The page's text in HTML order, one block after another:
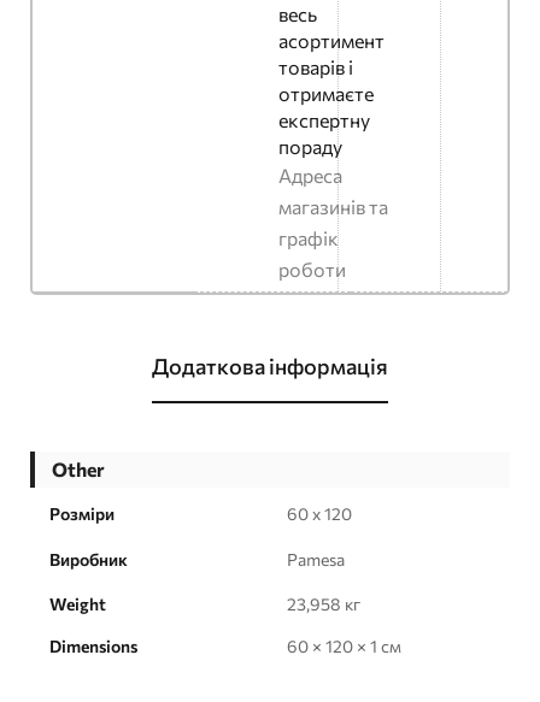
весь
асортимент
товарів і
отримаєте
експертну
пораду
Адреса
магазинів та
графік
роботи
Додаткова інформація
Other
Розміри 60 x 120
Виробник Pamesa
Weight 23,958 кг
Dimensions 60 × 120 × 1 см